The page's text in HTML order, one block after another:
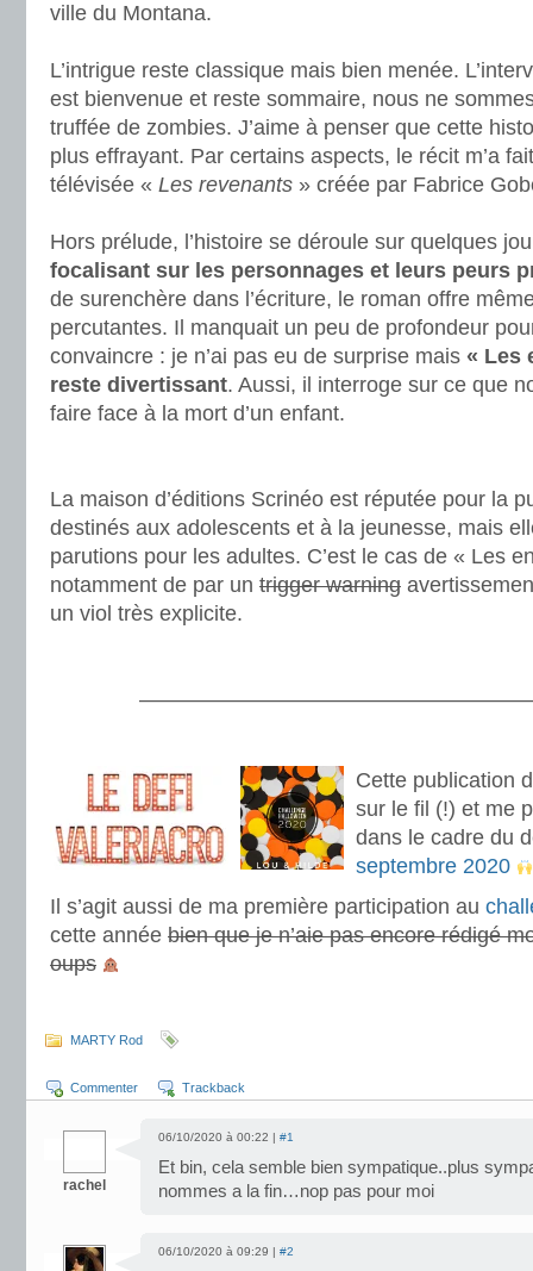
ville du Montana.
L’intrigue reste classique mais bien menée.
est bienvenue et reste sommaire, nous ne
truffée de zombies. J’aime à penser que cette
plus effrayant. Par certains aspects, le récit m’a
télévisée « Les revenants » créée par Fabrice
Hors prélude, l’histoire se déroule sur quelques
focalisant sur les personnages et leurs peurs
de surenchère dans l’écriture, le roman offre
percutantes. Il manquait un peu de profondeur
convaincre : je n’ai pas eu de surprise mais « Les
reste divertissant. Aussi, il interroge sur ce que
faire face à la mort d’un enfant.
La maison d’éditions Scrinéo est réputée pour la
destinés aux adolescents et à la jeunesse, mais
parutions pour les adultes. C’est le cas de « Les
notamment de par un trigger warning
un viol très explicite.
Cette publication
sur le fil (!) et me
dans le cadre du
septembre 2020
Il s’agit aussi de ma première participation au
cette année bien que je n’aie pas encore rédigé
oups
MARTY Rod
Commenter Trackback
rachel
06/10/2020 à 00:22 | #1
Et bin, cela semble bien sympatique..plus
nommes a la fin…nop pas pour moi
06/10/2020 à 09:29 | #2